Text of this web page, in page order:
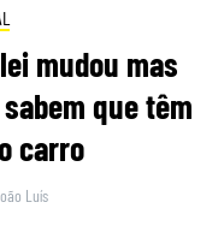
mudou mas
que têm
carro
Luís